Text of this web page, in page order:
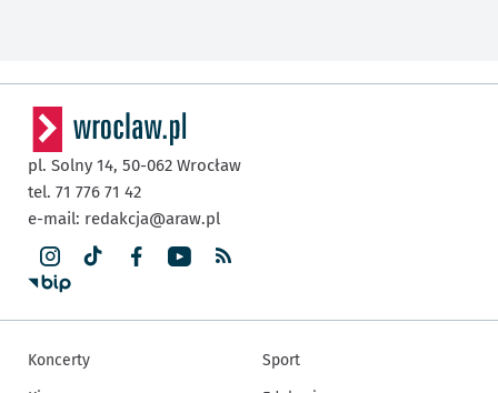
pl. Solny 14, 50-062 Wrocław
tel. 71 776 71 42
e-mail: redakcja@araw.pl
Koncerty
Sport